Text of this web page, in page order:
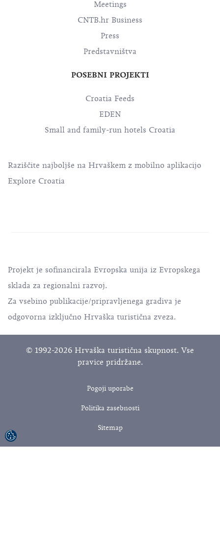
Meetings
CNTB.hr Business
Press
Predstavništva
POSEBNI PROJEKTI
Croatia Feeds
EDEN
Small and family-run hotels Croatia
Raziščite najboljše na Hrvaškem z mobilno aplikacijo
Explore Croatia
Projekt je sofinancirala Evropska unija iz Evropskega
sklada za regionalni razvoj.
Za vsebino publikacije/pripravljenega gradiva je
odgovorna izključno Hrvaška turistična zveza.
© 1992-2026 Hrvaška turistična skupnost. Vse
pravice pridržane.
Pogoji uporabe
Politika zasebnosti
Sitemap